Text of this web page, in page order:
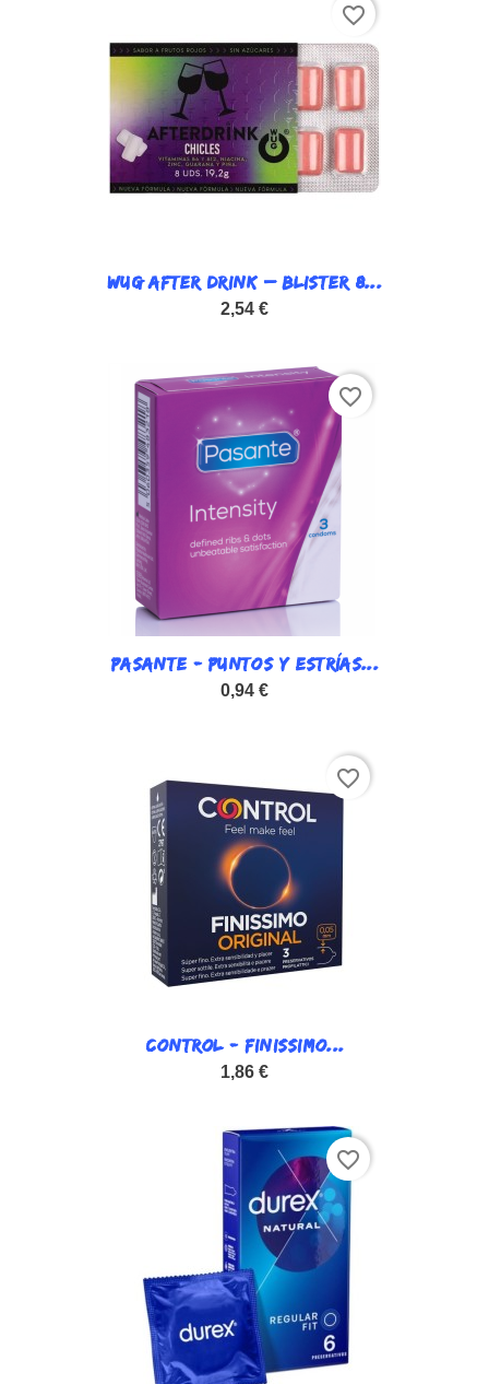
WUG AFTER DRINK – BLISTER 8...
2,54 €
favorite_border
PASANTE - PUNTOS Y ESTRÍAS...
0,94 €
favorite_border
CONTROL - FINISSIMO...
1,86 €
favorite_border
favorite_border